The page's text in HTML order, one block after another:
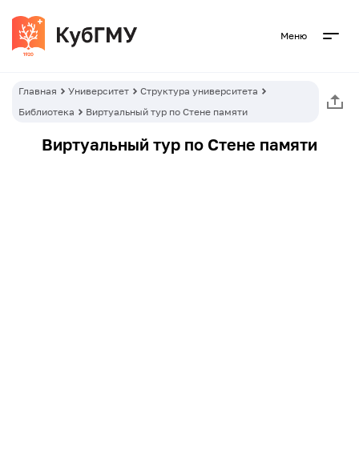
Меню
Главная Университет
Структура университета
Библиотека
Виртуальный тур по Стене памяти
Виртуальный тур по Стене памяти